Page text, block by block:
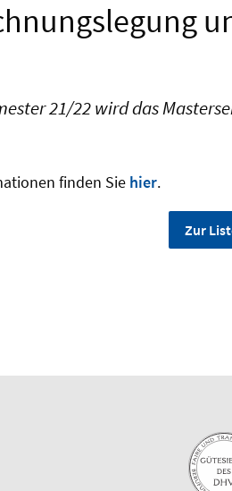
21/22 wird das
finden Sie hier.
Zur